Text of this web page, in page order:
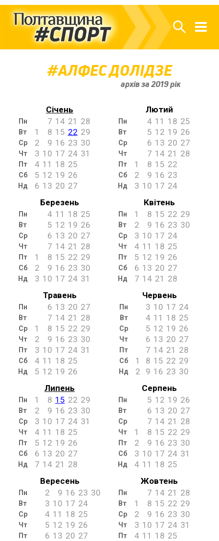
АЛФЕС ДОЛІДЗЕ
архів за 2019 рік
Січень
Пн 7 14 21 28
Вт 1 8 15 22 29
Ср 2 9 16 23 30
Чт 3 10 17 24 31
Пт 4 11 18 25
Сб 5 12 19 26
Нд 6 13 20 27
Лютий
Пн 4 11 18 25
Вт 5 12 19 26
Ср 6 13 20 27
Чт 7 14 21 28
Пт 1 8 15 22
Сб 2 9 16 23
Нд 3 10 17 24
Березень
Пн 4 11 18 25
Вт 5 12 19 26
Ср 6 13 20 27
Чт 7 14 21 28
Пт 1 8 15 22 29
Сб 2 9 16 23 30
Нд 3 10 17 24 31
Квітень
Пн 1 8 15 22 29
Вт 2 9 16 23 30
Ср 3 10 17 24
Чт 4 11 18 25
Пт 5 12 19 26
Сб 6 13 20 27
Нд 7 14 21 28
Травень
Пн 6 13 20 27
Вт 7 14 21 28
Ср 1 8 15 22 29
Чт 2 9 16 23 30
Пт 3 10 17 24 31
Сб 4 11 18 25
Нд 5 12 19 26
Червень
Пн 3 10 17 24
Вт 4 11 18 25
Ср 5 12 19 26
Чт 6 13 20 27
Пт 7 14 21 28
Сб 1 8 15 22 29
Нд 2 9 16 23 30
Липень
Пн 1 8 15 22 29
Вт 2 9 16 23 30
Ср 3 10 17 24 31
Чт 4 11 18 25
Пт 5 12 19 26
Сб 6 13 20 27
Нд 7 14 21 28
Серпень
Пн 5 12 19 26
Вт 6 13 20 27
Ср 7 14 21 28
Чт 1 8 15 22 29
Пт 2 9 16 23 30
Сб 3 10 17 24 31
Нд 4 11 18 25
Вересень
Пн 2 9 16 23 30
Вт 3 10 17 24
Ср 4 11 18 25
Чт 5 12 19 26
Пт 6 13 20 27
Жовтень
Пн 7 14 21 28
Вт 1 8 15 22 29
Ср 2 9 16 23 30
Чт 3 10 17 24 31
Пт 4 11 18 25